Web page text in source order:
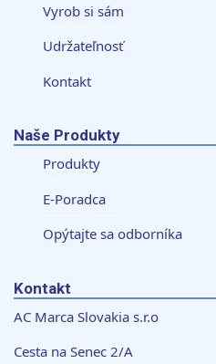
Vyrob si sám
Udržateľnosť
Kontakt
Naše Produkty
Produkty
E-Poradca
Opýtajte sa odborníka
Kontakt
AC Marca Slovakia s.r.o
Cesta na Senec 2/A